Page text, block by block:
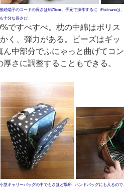
接続端子のコードの長さは約75cm。手元で操作するに
も十分な長さだ
iPod nanoは
ですべすべ。枕の中綿はポリス
く、弾力がある。ビーズはギッ
中部分でふにゃっと曲げてコン
さに調整することもできる。
小型キャリーバッグの中でもさほど場所
ハンドバッグにも入るの